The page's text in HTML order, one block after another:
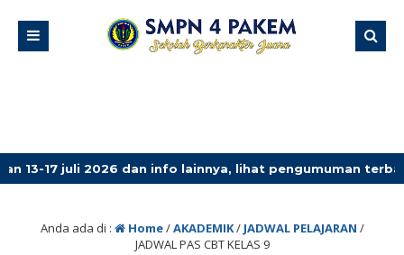
dan info lainnya, lihat pengumuman terbaru! 4
Anda ada di : Home/AKADEMIK/ JADWAL PELAJARAN /
JADWAL PAS CBT KELAS 9